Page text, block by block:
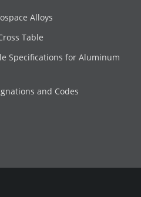
Alloys
Table
Specifications for Aluminum
and Codes